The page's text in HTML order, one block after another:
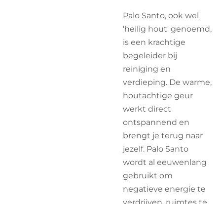
Palo Santo, ook wel
'heilig hout' genoemd,
is een krachtige
begeleider bij
reiniging en
verdieping. De warme,
houtachtige geur
werkt direct
ontspannend en
brengt je terug naar
jezelf. Palo Santo
wordt al eeuwenlang
gebruikt om
negatieve energie te
verdrijven, ruimtes te